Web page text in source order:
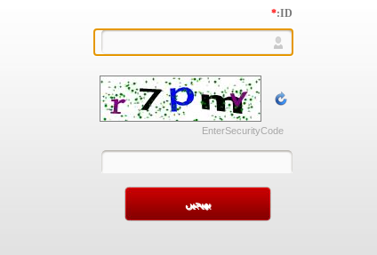
ID:
*
EnterSecurityCode